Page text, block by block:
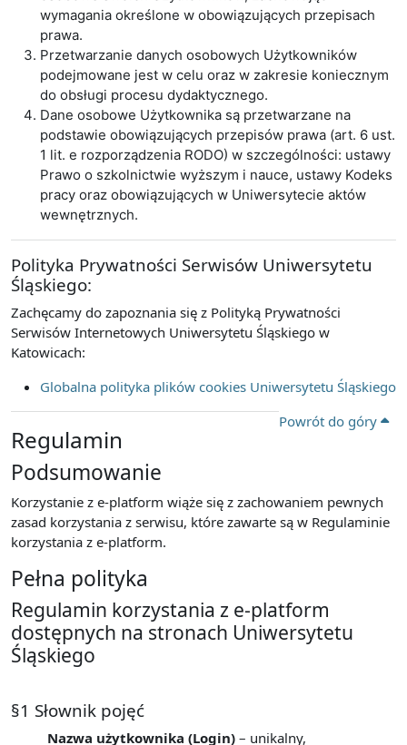
wymagania określone w obowiązujących przepisach
prawa.
Przetwarzanie danych osobowych Użytkowników
podejmowane jest w celu oraz w zakresie koniecznym
do obsługi procesu dydaktycznego.
Dane osobowe Użytkownika są przetwarzane na
podstawie obowiązujących przepisów prawa (art. 6 ust.
1 lit. e rozporządzenia RODO) w szczególności: ustawy
Prawo o szkolnictwie wyższym i nauce, ustawy Kodeks
pracy oraz obowiązujących w Uniwersytecie aktów
wewnętrznych.
Polityka Prywatności Serwisów Uniwersytetu
Śląskiego:
Zachęcamy do zapoznania się z Polityką Prywatności
Serwisów Internetowych Uniwersytetu Śląskiego w
Katowicach:
Globalna polityka plików cookies Uniwersytetu Śląskiego
Powrót do góry
Regulamin
Podsumowanie
Korzystanie z e-platform wiąże się z zachowaniem pewnych
zasad korzystania z serwisu, które zawarte są w Regulaminie
korzystania z e-platform.
Pełna polityka
Regulamin korzystania z e-platform
dostępnych na stronach Uniwersytetu
Śląskiego
§1 Słownik pojęć
Nazwa użytkownika (Login) – unikalny,